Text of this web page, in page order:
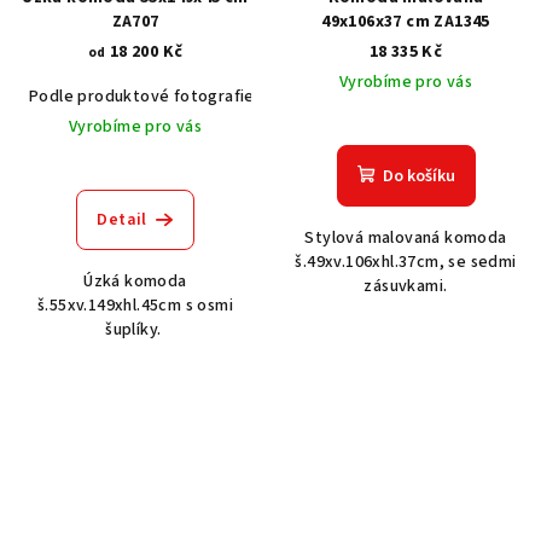
ZA707
od 18 200 Kč
Podle produktové fotografie
Akát vintage BT1551
Vyrobíme pro vás
Detail
Úzká komoda
š.55xv.149xhl.45cm s osmi
šuplíky.
49x106x37 cm ZA1345
18 335 Kč
Vyrobíme pro vás
Do košíku
Stylová malovaná komoda
š.49xv.106xhl.37cm, se sedmi
zásuvkami.